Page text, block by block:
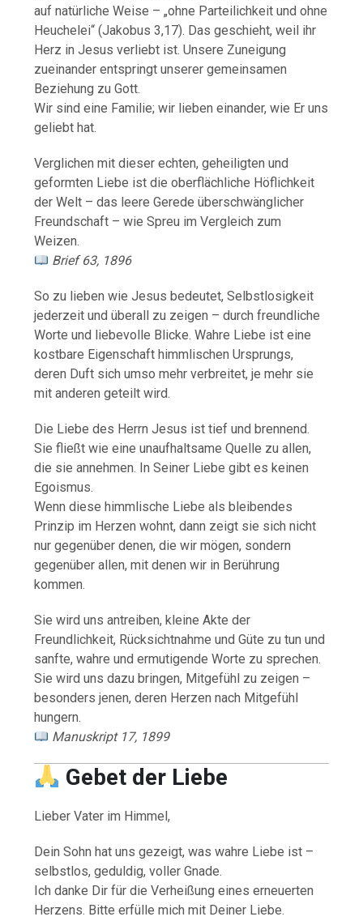
auf natürliche Weise – „ohne Parteilichkeit und ohne
Heuchelei“ (Jakobus 3,17). Das geschieht, weil ihr
Herz in Jesus verliebt ist. Unsere Zuneigung
zueinander entspringt unserer gemeinsamen
Beziehung zu Gott.
Wir sind eine Familie; wir lieben einander, wie Er uns
geliebt hat.
Verglichen mit dieser echten, geheiligten und
geformten Liebe ist die oberflächliche Höflichkeit
der Welt – das leere Gerede überschwänglicher
Freundschaft – wie Spreu im Vergleich zum
Weizen.
Brief 63, 1896
So zu lieben wie Jesus bedeutet, Selbstlosigkeit
jederzeit und überall zu zeigen – durch freundliche
Worte und liebevolle Blicke. Wahre Liebe ist eine
kostbare Eigenschaft himmlischen Ursprungs,
deren Duft sich umso mehr verbreitet, je mehr sie
mit anderen geteilt wird.
Die Liebe des Herrn Jesus ist tief und brennend.
Sie fließt wie eine unaufhaltsame Quelle zu allen,
die sie annehmen. In Seiner Liebe gibt es keinen
Egoismus.
Wenn diese himmlische Liebe als bleibendes
Prinzip im Herzen wohnt, dann zeigt sie sich nicht
nur gegenüber denen, die wir mögen, sondern
gegenüber allen, mit denen wir in Berührung
kommen.
Sie wird uns antreiben, kleine Akte der
Freundlichkeit, Rücksichtnahme und Güte zu tun und
sanfte, wahre und ermutigende Worte zu sprechen.
Sie wird uns dazu bringen, Mitgefühl zu zeigen –
besonders jenen, deren Herzen nach Mitgefühl
hungern.
Manuskript 17, 1899
Gebet der Liebe
Lieber Vater im Himmel,
Dein Sohn hat uns gezeigt, was wahre Liebe ist –
selbstlos, geduldig, voller Gnade.
Ich danke Dir für die Verheißung eines erneuerten
Herzens. Bitte erfülle mich mit Deiner Liebe.